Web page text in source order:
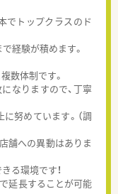
でトップクラスのド
経験が積めます。
数体制です。
なりますので、丁寧
努めています。（調
舗への異動はありま
る環境です！
延長することが可能